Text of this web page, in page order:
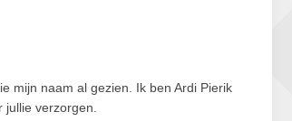
mijn naam al gezien. Ik ben Ardi Pierik
verzorgen.